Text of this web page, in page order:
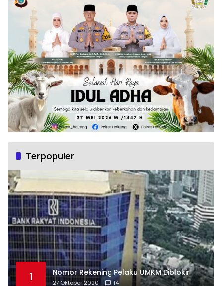
Terpopuler
1 Nomor Rekening Pelaku UMKM Diblokir
27 Oktober 2020 14